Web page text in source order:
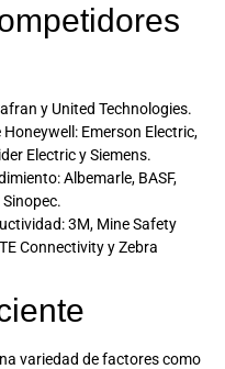
y United Technologies.
Emerson Electric,
Electric y Siemens.
Albemarle, BASF,
3M, Mine Safety
Connectivity y Zebra
variedad de factores como